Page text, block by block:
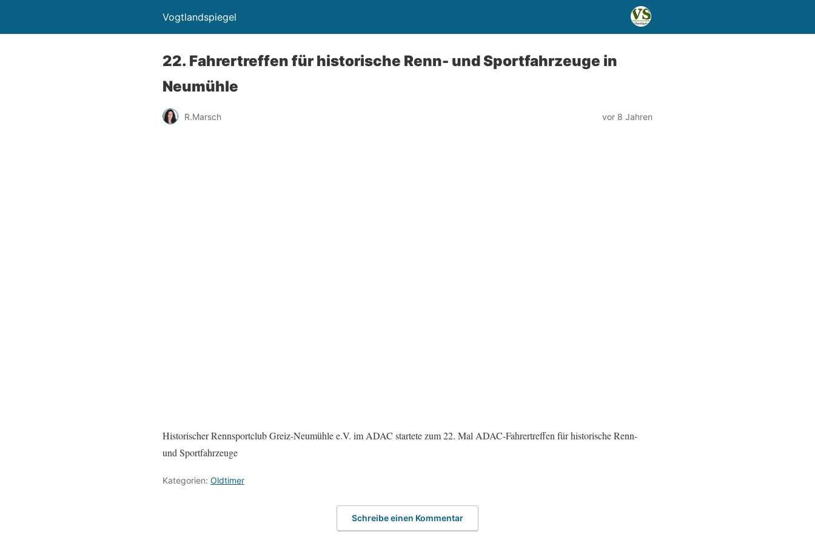
Vogtlandspiegel
22. Fahrertreffen für historische Renn- und Sportfahrzeuge in
Neumühle
R.Marsch vor 8 Jahren
Historischer Rennsportclub Greiz-Neumühle e.V. im ADAC startete zum 22. Mal ADAC-Fahrertreffen für historische Renn-
und Sportfahrzeuge
Kategorien: Oldtimer
Schreibe einen Kommentar